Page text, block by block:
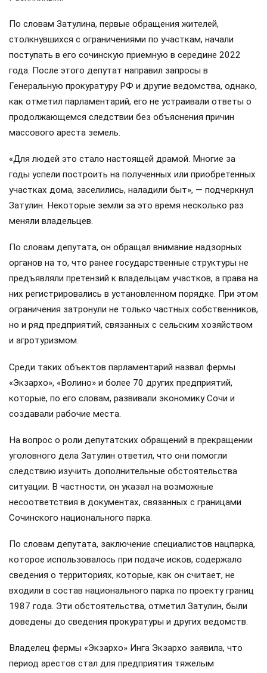
По словам Затулина, первые обращения жителей,
столкнувшихся с ограничениями по участкам, начали
поступать в его сочинскую приемную в середине 2022
года. После этого депутат направил запросы в
Генеральную прокуратуру РФ и другие ведомства, однако,
как отметил парламентарий, его не устраивали ответы о
продолжающемся следствии без объяснения причин
массового ареста земель.
«Для людей это стало настоящей драмой. Многие за
годы успели построить на полученных или приобретенных
участках дома, заселились, наладили быт», — подчеркнул
Затулин. Некоторые земли за это время несколько раз
меняли владельцев.
По словам депутата, он обращал внимание надзорных
органов на то, что ранее государственные структуры не
предъявляли претензий к владельцам участков, а права на
них регистрировались в установленном порядке. При этом
ограничения затронули не только частных собственников,
но и ряд предприятий, связанных с сельским хозяйством
и агротуризмом.
Среди таких объектов парламентарий назвал фермы
«Экзархо», «Волино» и более 70 других предприятий,
которые, по его словам, развивали экономику Сочи и
создавали рабочие места.
На вопрос о роли депутатских обращений в прекращении
уголовного дела Затулин ответил, что они помогли
следствию изучить дополнительные обстоятельства
ситуации. В частности, он указал на возможные
несоответствия в документах, связанных с границами
Сочинского национального парка.
По словам депутата, заключение специалистов нацпарка,
которое использовалось при подаче исков, содержало
сведения о территориях, которые, как он считает, не
входили в состав национального парка по проекту границ
1987 года. Эти обстоятельства, отметил Затулин, были
доведены до сведения прокуратуры и других ведомств.
Владелец фермы «Экзархо» Инга Экзархо заявила, что
период арестов стал для предприятия тяжелым